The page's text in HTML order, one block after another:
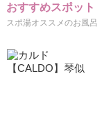
おすすめスポット
スポ湯オススメのお風呂